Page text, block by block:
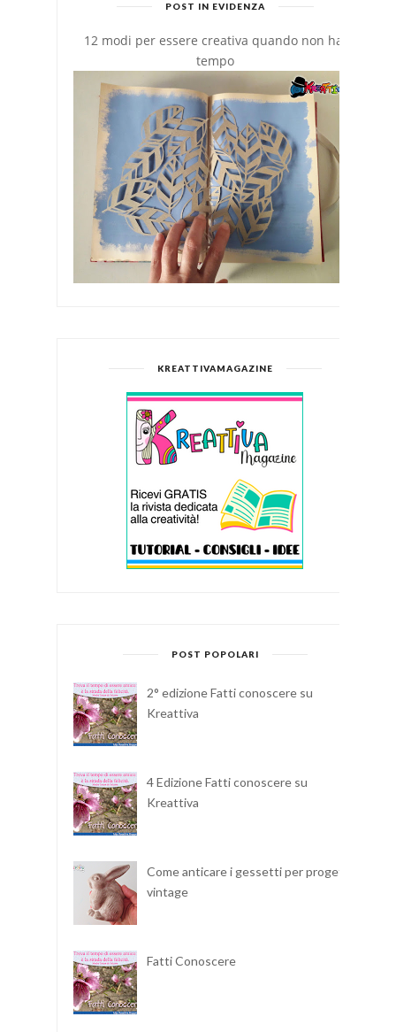
POST IN EVIDENZA
12 modi per essere creativa quando non hai
tempo
KREATTIVAMAGAZINE
POST POPOLARI
2° edizione Fatti conoscere su
Kreattiva
4 Edizione Fatti conoscere su
Kreattiva
Come anticare i gessetti per progetti
vintage
Fatti Conoscere